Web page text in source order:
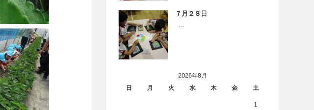
７月２８日
…
2026年8月
日
月 火 水 木 金 土
1